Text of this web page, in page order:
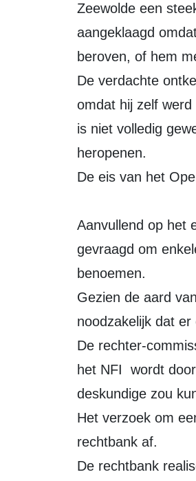
Zeewolde een
aangeklaagd
beroven, of hem
De verdachte
omdat hij zelf
is niet volledig
heropenen.
De eis van het
Aanvullend op het
gevraagd om
benoemen.
Gezien de aard
noodzakelijk dat
De rechter-
het NFI wordt
deskundige zou
Het verzoek om
rechtbank af.
De rechtbank